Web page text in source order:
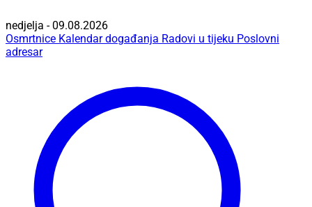
nedjelja - 09.08.2026
Osmrtnice Kalendar događanja Radovi u tijeku Poslovni
adresar